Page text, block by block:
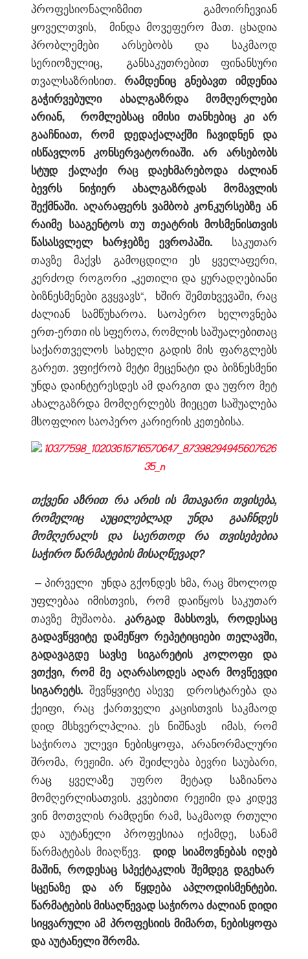
პროფესიონალიზმით გამოირჩევიან
ყოველთვის, მინდა მოვეფერო მათ. ცხადია
პრობლემები არსებობს და საკმაოდ
სერიოზულიც, განსაკუთრებით ფინანსური
თვალსაზრისით. რამდენიც გნებავთ იმდენია
გაჭირვებული ახალგაზრდა მომღერლები
არიან, რომლებსაც იმისი თანხებიც კი არ
გააჩნიათ, რომ დედაქალაქში ჩავიდნენ და
ისწავლონ კონსერვატორიაში. არ არსებობს
სტუდ ქალაქი რაც დაეხმარებოდა ძალიან
ბევრს ნიჭიერ ახალგაზრდას მომავლის
შექმნაში. აღარაფერს ვამბობ კონკურსებზე ან
რაიმე სააგენტოს თუ თეატრის მოსმენისთვის
წასასვლელ ხარჯებზე ევროპაში. საკუთარ
თავზე მაქვს გამოცდილი ეს ყველაფერი,
კერძოდ როგორი „კეთილი და ყურადღებიანი
ბიზნესმენები გვყვავს“, ხშირ შემთხვევაში, რაც
ძალიან სამწუხაროა. საოპერო ხელოვნება
ერთ-ერთი ის სფეროა, რომლის საშუალებითაც
საქართველოს სახელი გადის მის ფარგლებს
გარეთ. ვფიქრობ მეტი მეცენატი და ბიზნესმენი
უნდა დაინტერესდეს ამ დარგით და უფრო მეტ
ახალგაზრდა მომღერლებს მიეცეთ საშუალება
მსოფლიო საოპერო კარიერის კეთებისა.
თქვენი აზრით რა არის ის მთავარი თვისება,
რომელიც აუცილებლად უნდა გააჩნდეს
მომღერალს და საერთოდ რა თვისებებია
საჭირო წარმატების მისაღწევად?
– პირველი უნდა გქონდეს ხმა, რაც მხოლოდ
უფლებაა იმისთვის, რომ დაიწყოს საკუთარ
თავზე მუშაობა. კარგად მახსოვს, როდესაც
გადავწყვიტე დამეწყო რეპეტიციები თელავში,
გადავაგდე სავსე სიგარეტის კოლოფი და
ვთქვი, რომ მე აღარასოდეს აღარ მოვწევდი
სიგარეტს. შევწყვიტე ასევე დროსტარება და
ქეიფი, რაც ქართველი კაცისთვის საკმაოდ
დიდ მსხვერლპლია. ეს ნიშნავს იმას, რომ
საჭიროა ულევი ნებისყოფა, არანორმალური
შრომა, რეჟიმი. არ შეიძლება ბევრი საუბარი,
რაც ყველაზე უფრო მეტად საზიანოა
მომღერლისათვის. კვებითი რეჟიმი და კიდევ
ვინ მოთვლის რამდენი რამ, საკმაოდ რთული
და აუტანელი პროფესიაა იქამდე, სანამ
წარმატებას მიაღწევ.დიდ სიამოვნებას იღებ
მაშინ, როდესაც სპექტაკლის შემდეგ დგეხარ
სცენაზე და არ წყდება აპლოდისმენტები.
წარმატების მისაღწევად საჭიროა ძალიან დიდი
სიყვარული ამ პროფესიის მიმართ, ნებისყოფა
და აუტანელი შრომა.